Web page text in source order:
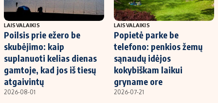
LAISVALAIKIS
Poilsis prie ežero be
skubėjimo: kaip
suplanuoti kelias dienas
gamtoje, kad jos iš tiesų
atgaivintų
2026-08-01
LAISVALAIKIS
Popietė parke be
telefono: penkios žemų
sąnaudų idėjos
kokybiškam laikui
gryname ore
2026-07-21